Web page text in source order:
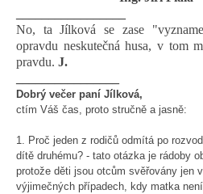
No, ta Jílková se zase
opravdu neskutečná husa, v tom
pravdu. J.
Dobrý večer paní Jílková,
ctím Váš čas, proto stručně a jasně:
1. Proč jeden z rodičů odmítá po
dítě druhému? - tato otázka je rádoby
protože děti jsou otcům svěřovány jen
výjimečných případech, kdy matka